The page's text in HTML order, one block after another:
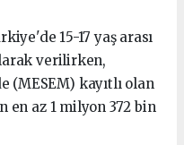
15-17 yaş arası
verilirken,
kayıtlı olan
en az 1 milyon 372 bin